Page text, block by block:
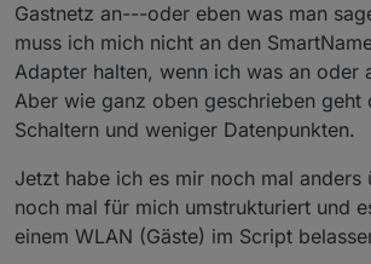
Gastnetz an---oder eben was man
muss ich mich nicht an den
Adapter halten, wenn ich was an oder
Aber wie ganz oben geschrieben geht
Schaltern und weniger Datenpunkten.
Jetzt habe ich es mir noch mal anders
noch mal für mich umstrukturiert und
einem WLAN (Gäste) im Script